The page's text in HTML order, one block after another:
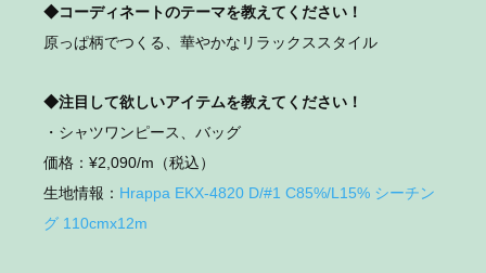
◆コーディネートのテーマを教えてください！
原っぱ柄でつくる、華やかなリラックススタイル
◆注目して欲しいアイテムを教えてください！
・シャツワンピース、バッグ
価格：¥2,090/m（税込）
生地情報： Hrappa EKX-4820 D/#1 C85%/L15% シーチン
グ 110cmx12m